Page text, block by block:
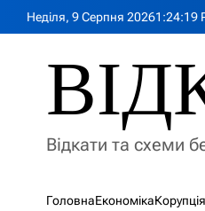
Неділя, 9 Серпня 20261 :24:20
Відкати та схеми
ГоловнаЕкономікаКорупція